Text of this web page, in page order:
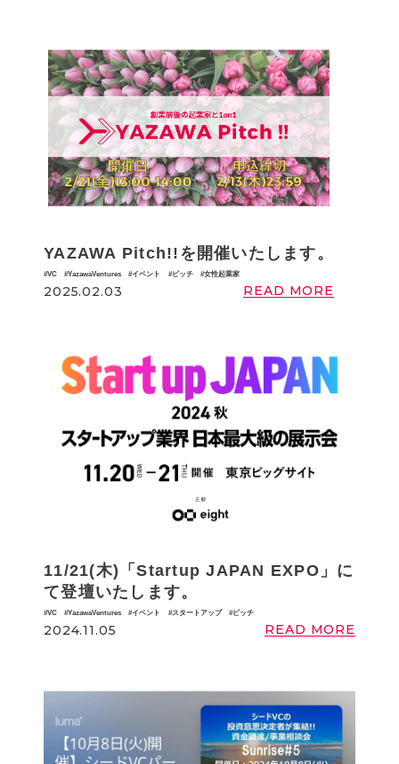
YAZAWA Pitch!!を開催いたします。
VC YazawaVentures イベント ピッチ 女性起業家
2025.02.03 READ MORE
11/21(木)「Startup JAPAN EXPO」に
て登壇いたします。
VC YazawaVentures イベント スタートアップ ピッチ
2024.11.05 READ MORE